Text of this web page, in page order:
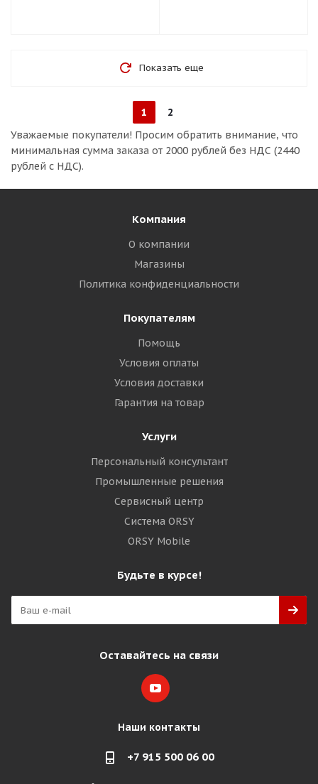
Показать еще
1
2
Уважаемые покупатели! Просим обратить внимание, что
минимальная сумма заказа от 2000 рублей без НДС (2440
рублей с НДС).
Компания
О компании
Магазины
Политика конфиденциальности
Покупателям
Помощь
Условия оплаты
Условия доставки
Гарантия на товар
Услуги
Персональный консультант
Промышленные решения
Сервисный центр
Система ORSY
ORSY Mobile
Будьте в курсе!
Оставайтесь на связи
Наши контакты
+7 915 500 06 00